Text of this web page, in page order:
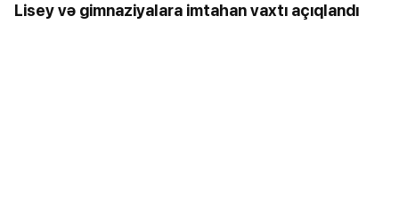
Lisey və gimnaziyalara imtahan vaxtı açıqlandı